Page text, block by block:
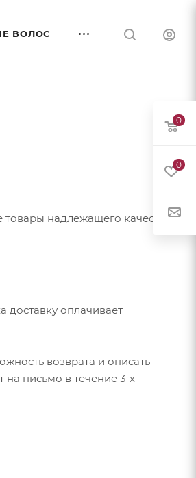
ВОЛОС
товары надлежащего качества
доставку оплачивает
возврата и описать
письмо в течение 3-х
0
0